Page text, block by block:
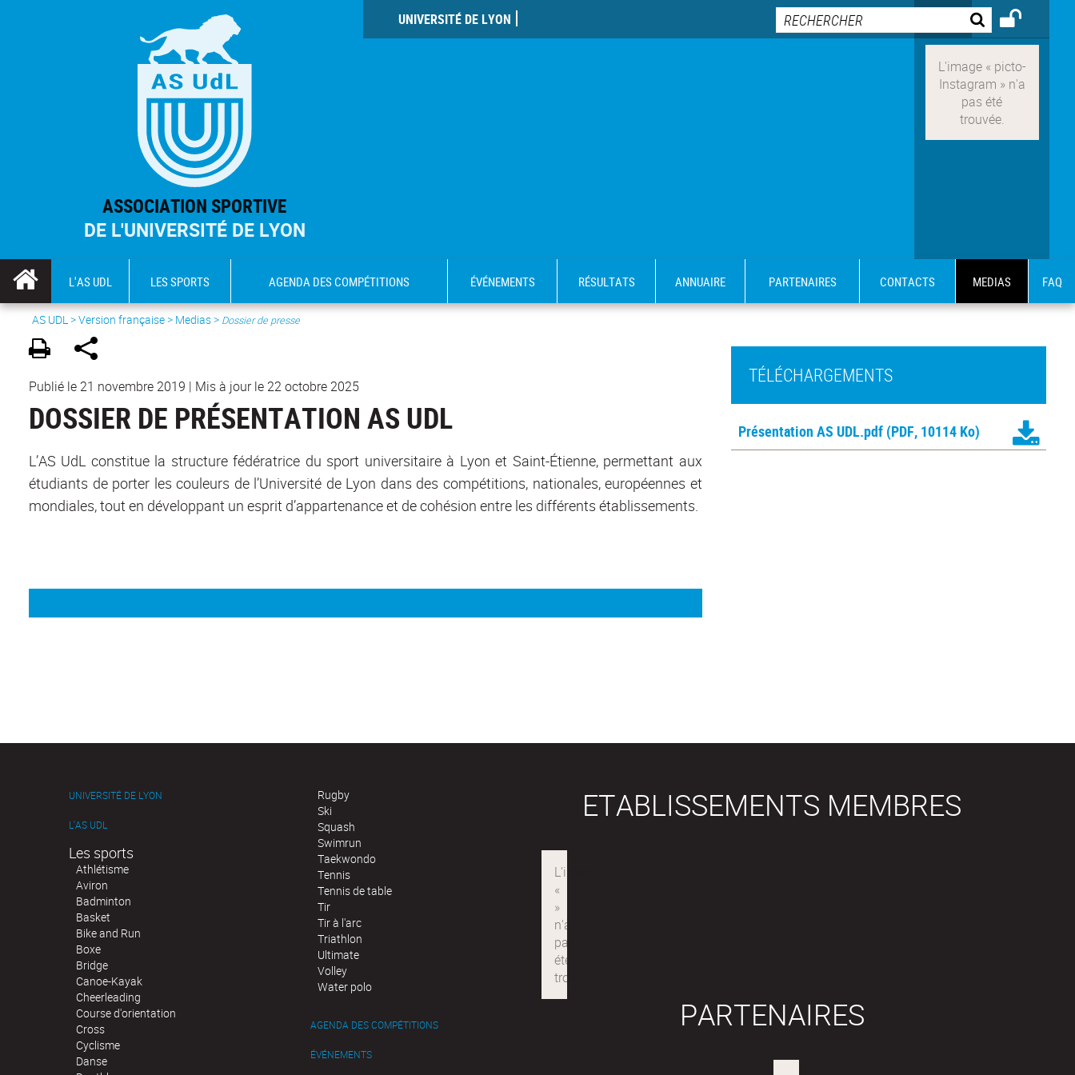
ASSOCIATION SPORTIVE
DE L'UNIVERSITÉ DE LYON
UNIVERSITÉ DE LYON
L'AS UDL LES SPORTS AGENDA DES COMPÉTITIONS ÉVÉNEMENTS RÉSULTATS ANNUAIRE PARTENAIRES CONTACTS MEDIAS FAQ
AS UDL>Version française> Medias > Dossier de presse
Publié le 21 novembre 2019 | Mis à jour le 22 octobre 2025
DOSSIER DE PRÉSENTATION AS UDL
L’AS UdL constitue la structure fédératrice du sport universitaire à Lyon et Saint-Étienne, permettant aux
étudiants de porter les couleurs de l’Université de Lyon dans des compétitions, nationales, européennes et
mondiales, tout en développant un esprit d’appartenance et de cohésion entre les différents établissements.
TÉLÉCHARGEMENTS
Présentation AS UDL.pdf (PDF, 10114 Ko)
UNIVERSITÉ DE LYON
L'AS UDL
Les sports
Athlétisme
Aviron
Badminton
Basket
Bike and Run
Boxe
Bridge
Canoe-Kayak
Cheerleading
Course d'orientation
Cross
Cyclisme
Danse
Rugby
Ski
Squash
Swimrun
Taekwondo
Tennis
Tennis de table
Tir
Tir à l'arc
Triathlon
Ultimate
Volley
Water polo
AGENDA DES COMPÉTITIONS
ÉVÉNEMENTS
ETABLISSEMENTS MEMBRES
PARTENAIRES